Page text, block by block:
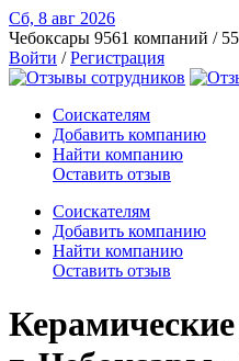
Сб, 8 авг 2026
Чебоксары 9561 компаний /
Войти /Регистрация
Соискателям
Добавить компанию
Найти компанию
Оставить отзыв
Соискателям
Добавить компанию
Найти компанию
Оставить отзыв